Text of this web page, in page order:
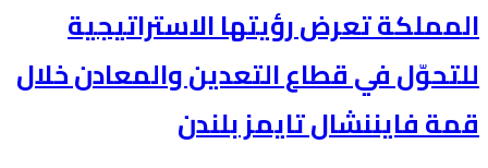
المملكة تعرض رؤيتها الاستراتيجية
للتحوّل في قطاع التعدين والمعادن خلال
قمة فايننشال تايمز بلندن